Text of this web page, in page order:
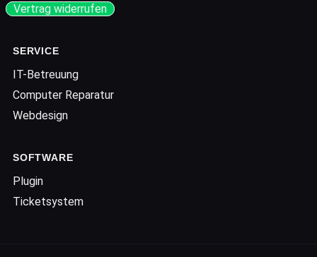
Vertrag widerrufen
SERVICE
IT-Betreuung
Computer Reparatur
Webdesign
SOFTWARE
Plugin
Ticketsystem